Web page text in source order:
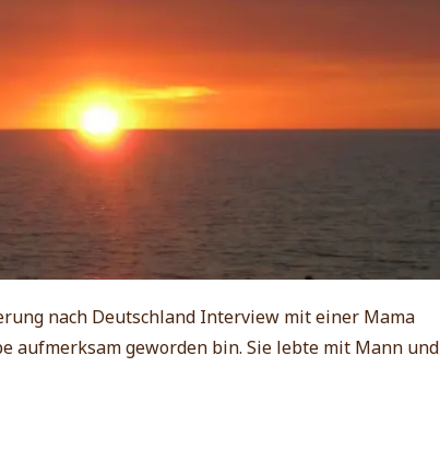
nach Deutschland Interview mit einer Mama
aufmerksam geworden bin. Sie lebte mit Mann und